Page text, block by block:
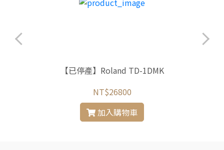
【已停產】Roland TD-1DMK
NT$26800
加入購物車